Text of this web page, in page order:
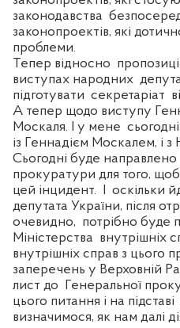
законодавства
законопроектів, які
проблеми.
Тепер відносно
виступах народних
підготувати секретаріат
А тепер щодо виступу
Москаля. І у мене
із Геннадієм Москалем, і
Сьогодні буде направлено
прокуратури для того,
цей інцидент.
оскільки
депутата України, після
очевидно, потрібно буде
Міністерства внутрішніх
внутрішніх справ з цього
заперечень у Верховній
лист до
Генеральної
цього питання і на підставі
визначимося, як нам далі